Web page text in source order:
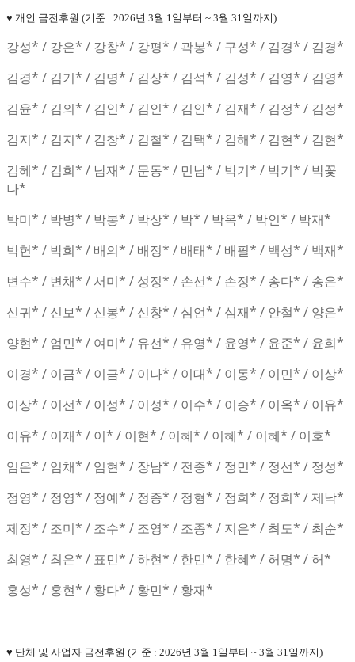
♥ 개인 금전후원 (기준 : 2026년 3월 1일부터 ~ 3월 31일까지)
강성* / 강은* / 강창* / 강평* / 곽봉* / 구성* / 김경* / 김경*
김경* / 김기* / 김명* / 김상* / 김석* / 김성* / 김영* / 김영*
김윤* / 김의* / 김인* / 김인* / 김인* / 김재* / 김정* / 김정*
김지* / 김지* / 김창* / 김철* / 김택* / 김해* / 김현* / 김현*
김혜* / 김희* / 남재* / 문동* / 민남* / 박기* / 박기* / 박꽃
나*
박미* / 박병* / 박봉* / 박상* / 박* / 박옥* / 박인* / 박재*
박헌* / 박희* / 배의* / 배정* / 배태* / 배필* / 백성* / 백재*
변수* / 변채* / 서미* / 성정* / 손선* / 손정* / 송다* / 송은*
신귀* / 신보* / 신봉* / 신창* / 심언* / 심재* / 안철* / 양은*
양현* / 엄민* / 여미* / 유선* / 유영* / 윤영* / 윤준* / 윤희*
이경* / 이금* / 이금* / 이나* / 이대* / 이동* / 이민* / 이상*
이상* / 이선* / 이성* / 이성* / 이수* / 이승* / 이옥* / 이유*
이유* / 이재* / 이* / 이현* / 이혜* / 이혜* / 이혜* / 이호*
임은* / 임채* / 임현* / 장남* / 전종* / 정민* / 정선* / 정성*
정영* / 정영* / 정예* / 정종* / 정형* / 정희* / 정희* / 제낙*
제정* / 조미* / 조수* / 조영* / 조종* / 지은* / 최도* / 최순*
최영* / 최은* / 표민* / 하현* / 한민* / 한혜* / 허명* / 허*
홍성* / 홍현* / 황다* / 황민* / 황재*
♥ 단체 및 사업자 금전후원 (기준 : 2026년 3월 1일부터 ~ 3월 31일까지)